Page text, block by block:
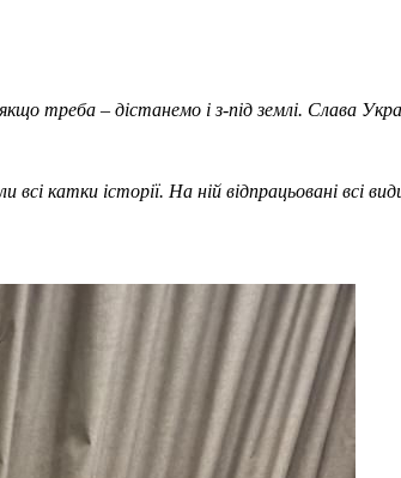
треба – дістанемо і з-під землі. Слава
катки історії. На ній відпрацьовані всі